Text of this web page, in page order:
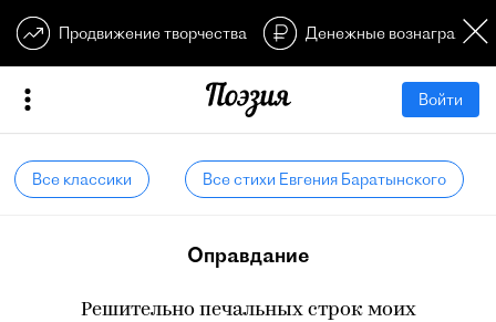
Продвижение творчества Денежные
Войти
Все классики Все стихи Евгения Баратынского
Оправдание
Решительно печальных строк моих